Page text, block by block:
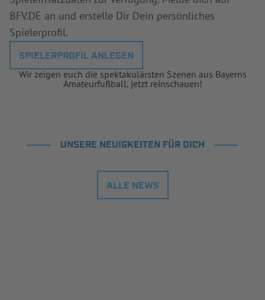
BFV.DE an und erstelle Dir Dein persönliches
Spielerprofil.
SPIELERPROFIL ANLEGEN
Wir zeigen euch die spektakulärsten Szenen aus Bayerns
Amateurfußball, jetzt reinschauen!
UNSERE NEUIGKEITEN FÜR DICH
ALLE NEWS